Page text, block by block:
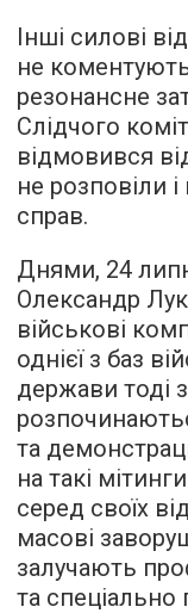
Інші силові
не
резонансне
Слідчого
відмовився
не розповіли і
справ.
Днями, 24
Олександр
військові
однієї з баз
держави тоді
та
на такі
серед своїх
масові
залучають
та спеціально